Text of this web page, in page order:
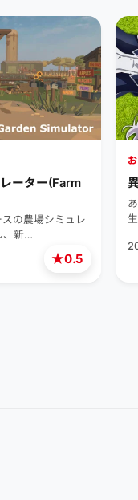
★0.5
ーター(Farm
の農場シミュレ
、新…